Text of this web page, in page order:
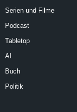
Serien und Filme
Podcast
Tabletop
AI
Buch
Politik